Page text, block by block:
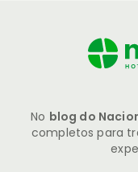
No blog do
completos para